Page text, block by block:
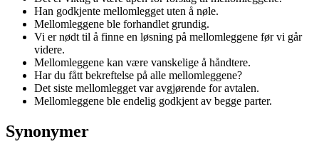
Han godkjente mellomlegget uten å nøle.
Mellomleggene ble forhandlet grundig.
Vi er nødt til å finne en løsning på mellomleggene før vi går
videre.
Mellomleggene kan være vanskelige å håndtere.
Har du fått bekreftelse på alle mellomleggene?
Det siste mellomlegget var avgjørende for avtalen.
Mellomleggene ble endelig godkjent av begge parter.
Synonymer